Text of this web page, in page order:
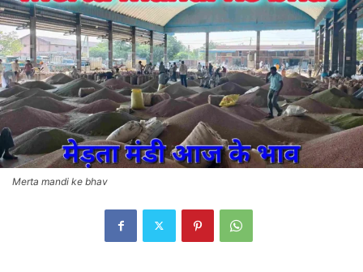
Merta mandi ke bhav